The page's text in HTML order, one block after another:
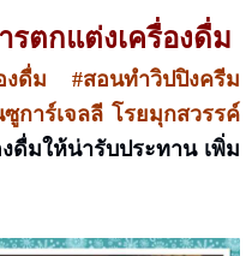
รตกแต่งเครื่องดื่ม
งดื่ม #สอนทำวิปปิงครีม
การ์เจลลี โรยมุกสวรรค์
ดื่มให้น่ารับประทาน เพิ่ม